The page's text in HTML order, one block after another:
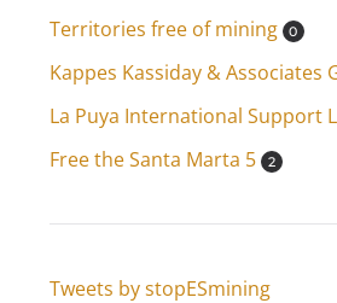
Territories free of mining 0
Kappes Kassiday & Associates
La Puya International Support
Free the Santa Marta 5 2
Tweets by stopESmining